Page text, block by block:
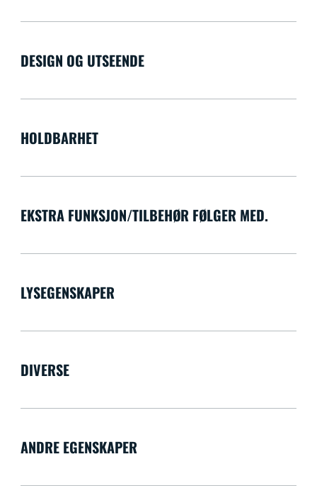
DESIGN OG UTSEENDE
HOLDBARHET
EKSTRA FUNKSJON/TILBEHØR FØLGER MED.
LYSEGENSKAPER
DIVERSE
ANDRE EGENSKAPER